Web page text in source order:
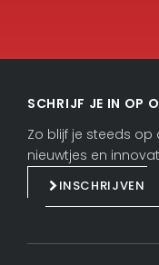
SCHRIJF JE IN OP
Zo blijf je steeds
nieuwtjes en
INSCHRIJVEN